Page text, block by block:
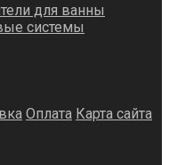
для ванны
системы
Оплата Карта сайта